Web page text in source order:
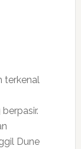
terkenal
Dune